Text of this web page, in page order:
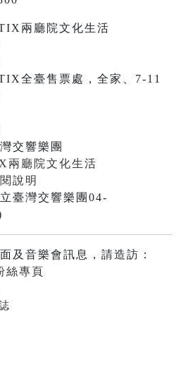
兩廳院文化生活
全臺售票處，全家、7-11
交響樂團
兩廳院文化生活
說明
臺灣交響樂團04-
及音樂會訊息，請造訪：
絲專頁